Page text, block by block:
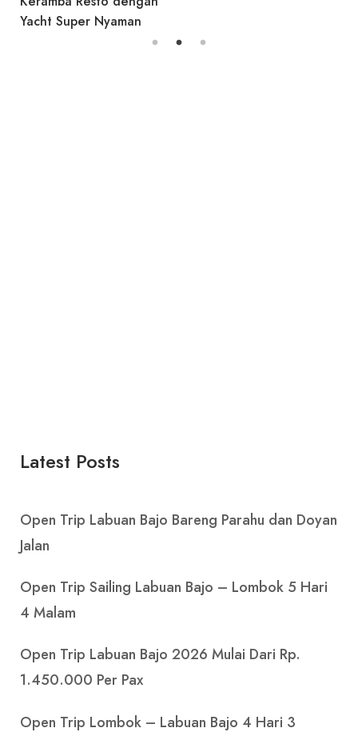
Yacht Super Nyaman
Latest Posts
Open Trip Labuan Bajo Bareng Parahu dan Doyan
Jalan
Open Trip Sailing Labuan Bajo – Lombok 5 Hari
4 Malam
Open Trip Labuan Bajo 2026 Mulai Dari Rp.
1.450.000 Per Pax
Open Trip Lombok – Labuan Bajo 4 Hari 3